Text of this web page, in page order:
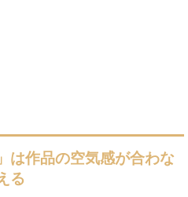
は作品の空気感が合わな
る